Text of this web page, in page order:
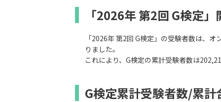
「2026年 第2回 G検定
「2026年 第2回 G検定」の受験者数は、
りました。
これにより、G検定の累計受験者数は
G検定累計受験者数/累計